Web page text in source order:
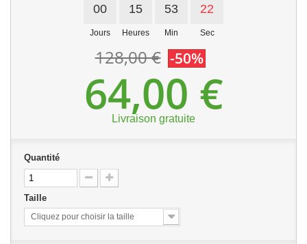
00
Jours
15
Heures
53
Min
21
Sec
128,00 € -50%
64,00 €
Livraison gratuite
Quantité
Taille
Cliquez pour choisir la taille